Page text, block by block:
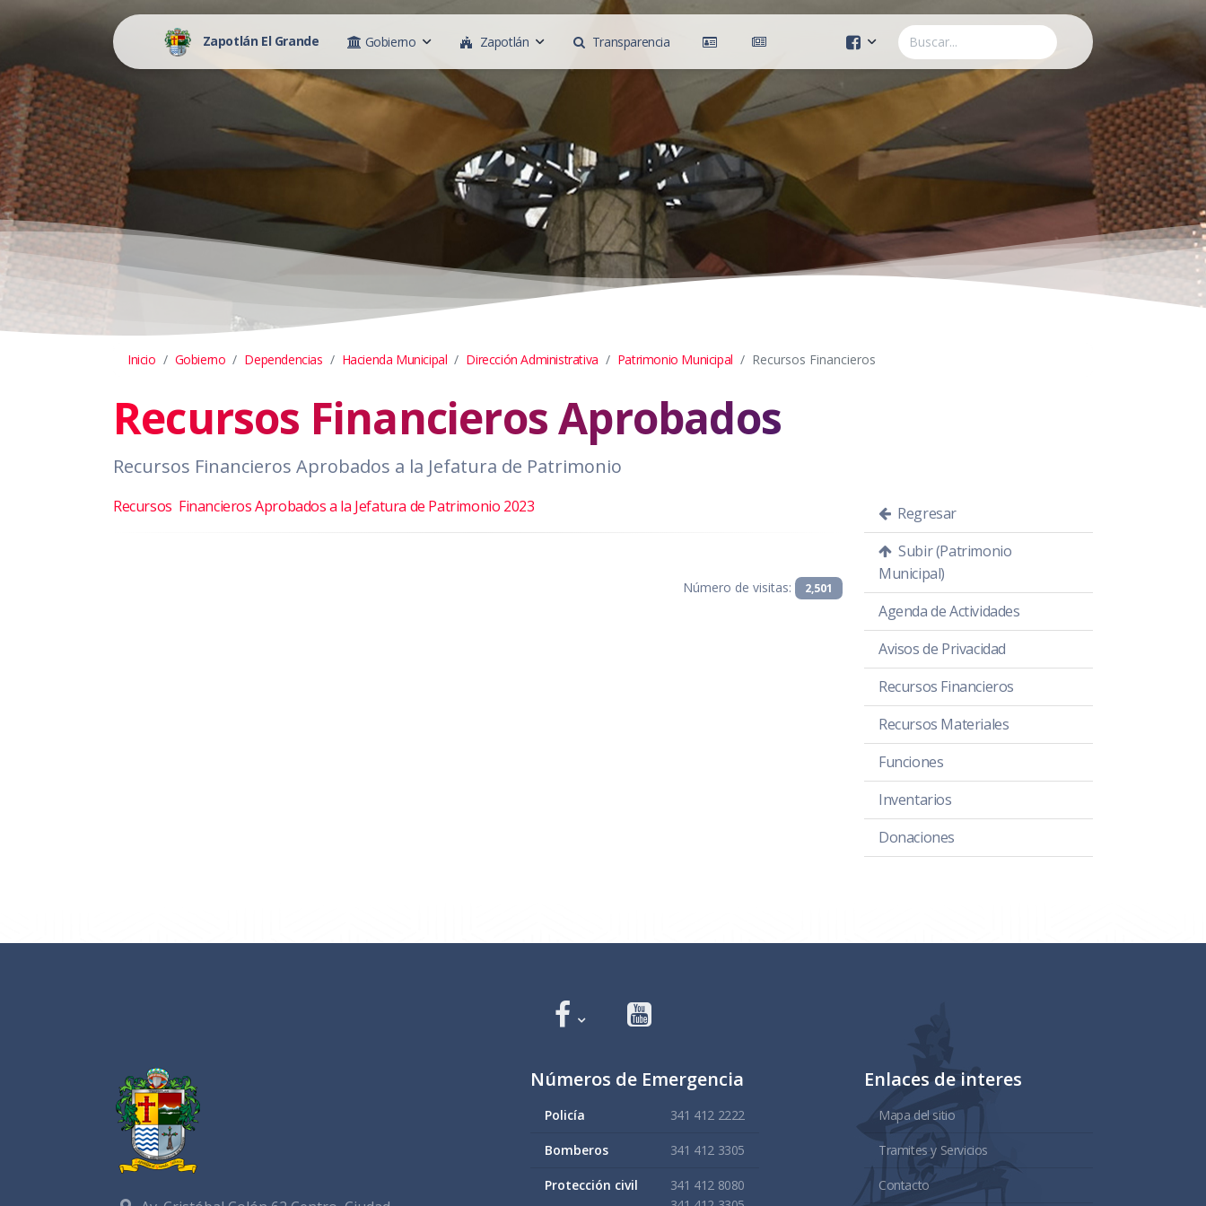
Zapotlán El Grande Gobierno Zapotlán Transparencia
Cuenta Oficial
Construcción de Comunidad
Servicios Públicos
Instituto de la Mujer
Gestión de la Ciudad
Youtube
Inicio Gobierno Dependencias Hacienda Municipal Dirección Administrativa Patrimonio Municipal Recursos Financieros
Recursos Financieros Aprobados
Recursos Financieros Aprobados a la Jefatura de Patrimonio
Recursos Financieros Aprobados a la Jefatura de Patrimonio 2023
Número de visitas: 2,501
Regresar
Subir (Patrimonio
Municipal)
Agenda de Actividades
Avisos de Privacidad
Recursos Financieros
Recursos Materiales
Funciones
Inventarios
Donaciones
Números de Emergencia
Policía 341 412 2222
Bomberos 341 412 3305
Protección civil
341 412 8080
Enlaces de interes
Mapa del sitio
Tramites y Servicios
Contacto